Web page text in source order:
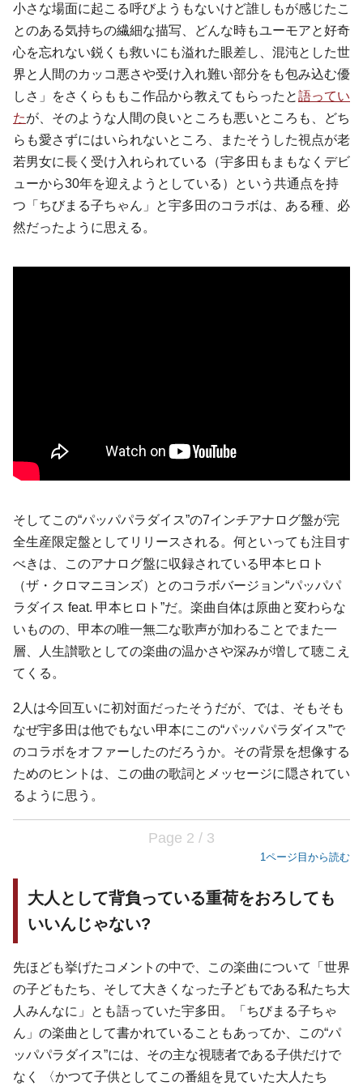
小さな場面に起こる呼びようもないけど誰しもが感じたこ
とのある気持ちの繊細な描写、どんな時もユーモアと好奇
心を忘れない鋭くも救いにも溢れた眼差し、混沌とした世
界と人間のカッコ悪さや受け入れ難い部分をも包み込む優
しさ」をさくらももこ作品から教えてもらったと語ってい
たが、そのような人間の良いところも悪いところも、どち
らも愛さずにはいられないところ、またそうした視点が老
若男女に長く受け入れられている（宇多田もまもなくデビ
ューから30年を迎えようとしている）という共通点を持
つ「ちびまる子ちゃん」と宇多田のコラボは、ある種、必
然だったように思える。
そしてこの“パッパパラダイス”の7インチアナログ盤が完
全生産限定盤としてリリースされる。何といっても注目す
べきは、このアナログ盤に収録されている甲本ヒロト
（ザ・クロマニヨンズ）とのコラボバージョン“パッパパ
ラダイス feat. 甲本ヒロト”だ。楽曲自体は原曲と変わらな
いものの、甲本の唯一無二な歌声が加わることでまた一
層、人生讃歌としての楽曲の温かさや深みが増して聴こえ
てくる。
2人は今回互いに初対面だったそうだが、では、そもそも
なぜ宇多田は他でもない甲本にこの“パッパパラダイス”で
のコラボをオファーしたのだろうか。その背景を想像する
ためのヒントは、この曲の歌詞とメッセージに隠されてい
るように思う。
Page 2 / 3
1ページ目から読む
大人として背負っている重荷をおろしても
いいんじゃない?
先ほども挙げたコメントの中で、この楽曲について「世界
の子どもたち、そして大きくなった子どもである私たち大
人みんなに」とも語っていた宇多田。「ちびまる子ちゃ
ん」の楽曲として書かれていることもあってか、この“パ
ッパパラダイス”には、その主な視聴者である子供だけで
なく 〈かつて子供としてこの番組を見ていた大人たち